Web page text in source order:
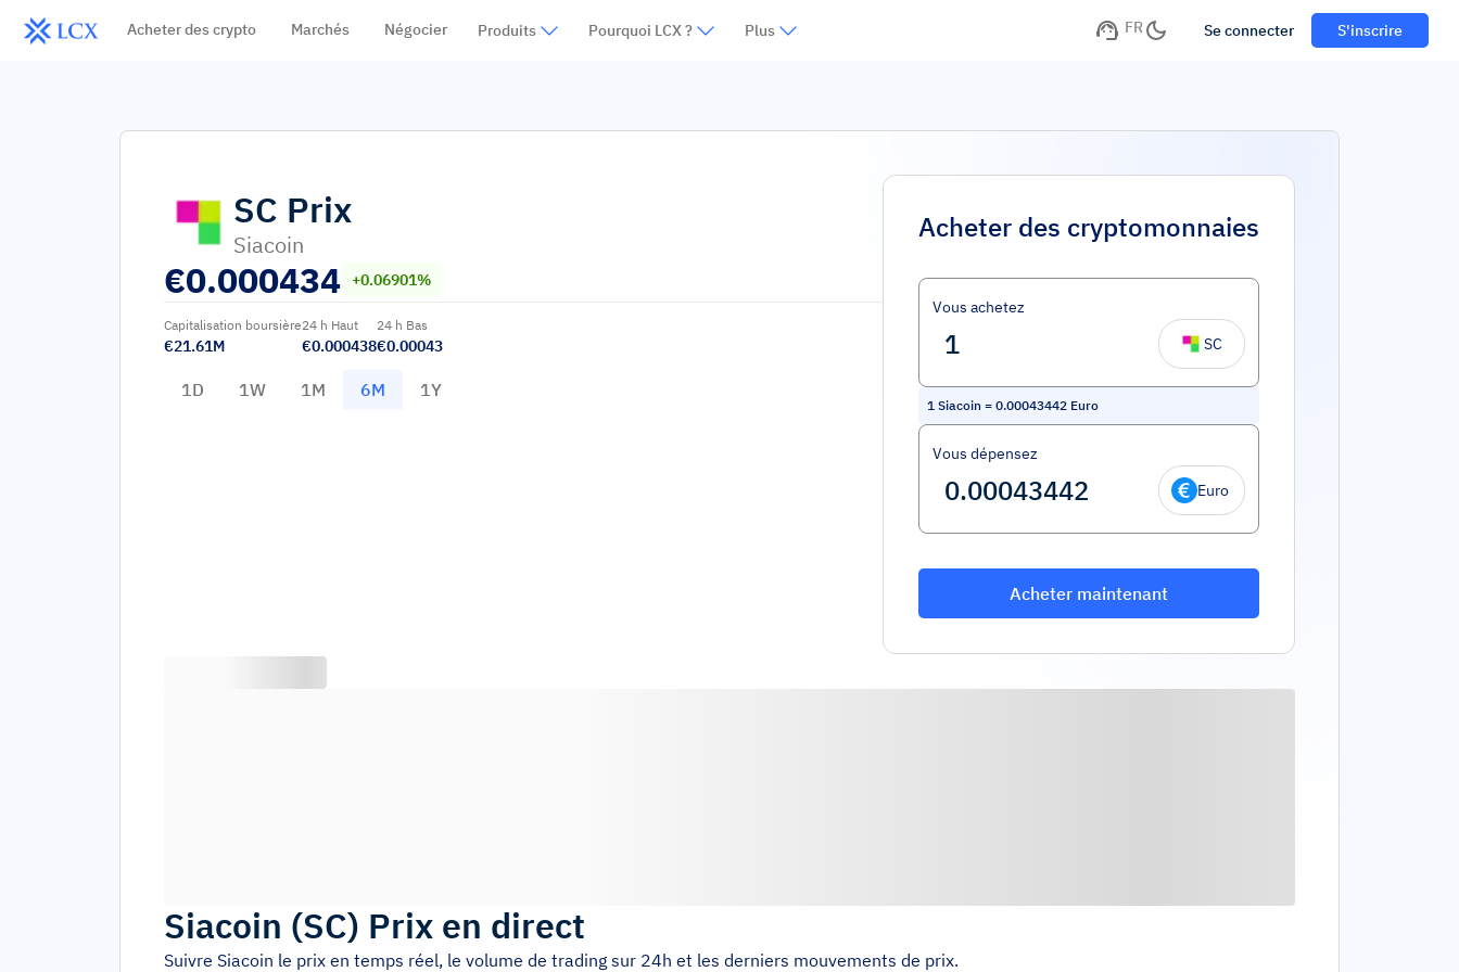
Acheter des crypto Marchés Négocier Produits Pourquoi LCX ? Plus FR Se connecter S'inscrire
SC Prix
Siacoin
€0.000434 +0.06901%
Capitalisation boursière
€21.61M
24 h Haut
€0.000438
24 h Bas
€0.00043
1D 1W 1M 6M 1Y
Acheter des cryptomonnaies
Vous achetez
SC
1 Siacoin = 0.00043442 Euro
Vous dépensez
Euro
Acheter maintenant
Siacoin (SC) Prix en direct
Suivre Siacoin le prix en temps réel, le volume de trading sur 24h et les derniers mouvements de prix.